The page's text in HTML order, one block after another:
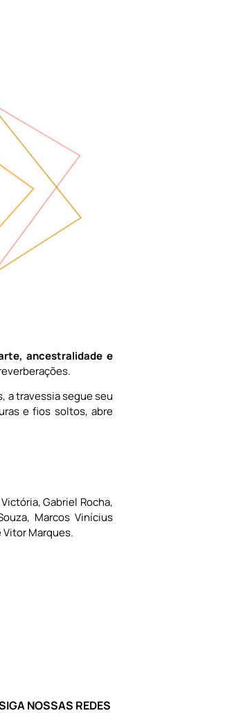
ancestralidade e
a travessia segue seu
e fios soltos, abre
Gabriel Rocha,
Marcos Vinícius
Vitor Marques.
NOSSAS REDES